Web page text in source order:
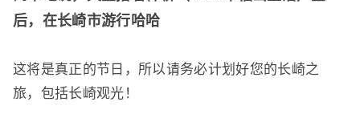
后， 在长崎市游行哈哈
这将是真正的节日，所以请务必计划好您的长崎之
旅，包括长崎观光！